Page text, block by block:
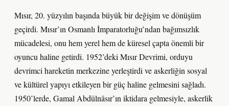
Mısır, 20. yüzyılın başında büyük bir değişim ve dönüşüm
geçirdi. Mısır’ın Osmanlı İmparatorluğu’ndan bağımsızlık
mücadelesi, onu hem yerel hem de küresel çapta önemli bir
oyuncu haline getirdi. 1952’deki Mısır Devrimi, orduyu
devrimci hareketin merkezine yerleştirdi ve askerliğin sosyal
ve kültürel yapıyı etkileyen bir güç haline gelmesini sağladı.
1950’lerde, Gamal Abdülnâsır’ın iktidara gelmesiyle, askerlik